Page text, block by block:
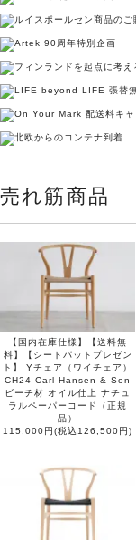
売れ筋商品
【国内在庫仕様】【送料無
料】【シートパットプレゼン
ト】 Yチェア（ワイチェア）
CH24 Carl Hansen & Son
ビーチ材 オイル仕上 ナチュ
ラルペーパーコード（正規
品）
115,000円(税込126,500円)